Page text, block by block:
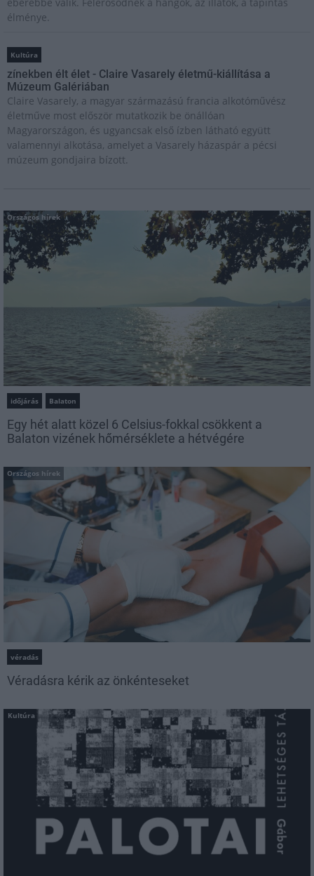
élménye.
Kultúra
zínekben élt élet - Claire Vasarely életmű-kiállítása a
Múzeum Galériában
Claire Vasarely, a magyar származású francia alkotóművész
életműve most először mutatkozik be önállóan
Magyarországon, és ugyancsak első ízben látható együtt
valamennyi alkotása, amelyet a Vasarely házaspár a pécsi
múzeum gondjaira bízott.
Országos hírek
időjárás Balaton
Egy hét alatt közel 6 Celsius-fokkal csökkent a
Balaton vizének hőmérséklete a hétvégére
Országos hírek
véradás
Véradásra kérik az önkénteseket
Kultúra